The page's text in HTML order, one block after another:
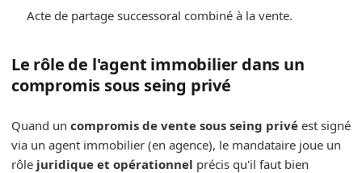
Acte de partage successoral combiné à la vente.
Le rôle de l'agent immobilier dans un
compromis sous seing privé
Quand un compromis de vente sous seing privé est signé
via un agent immobilier (en agence), le mandataire joue un
rôle juridique et opérationnel précis qu'il faut bien